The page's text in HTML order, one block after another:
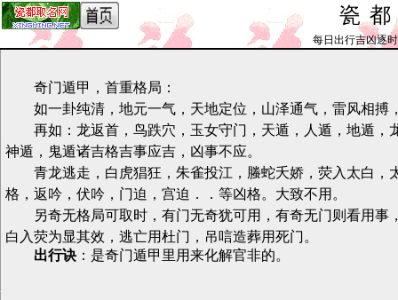
瓷
每日出行吉凶逐
奇门遁甲，首重格局：
如一卦纯清，地元一气，天地定位，山泽通气，雷风相搏
再如：龙返首，鸟跌穴，玉女守门，天遁，人遁，地遁，
神遁，鬼遁诸吉格吉事应吉，凶事不应。
青龙逃走，白虎猖狂，朱雀投江，螣蛇夭娇，荧入太白，
格，返吟，伏吟，门迫，宫迫．．等凶格。大致不用。
另奇无格局可取时，有门无奇犹可用，有奇无门则看用事
白入荧为显其效，逃亡用杜门，吊唁造葬用死门。
出行诀 ：是奇门遁甲里用来化解官非的。